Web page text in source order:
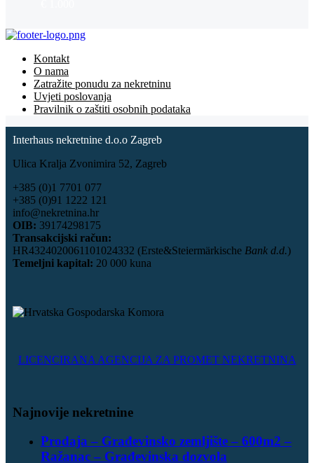
Kontakt
O nama
Zatražite ponudu za nekretninu
Uvjeti poslovanja
Pravilnik o zaštiti osobnih podataka
Interhaus nekretnine d.o.o Zagreb
Ulica Kralja Zvonimira 52, Zagreb
+385 (0)1 7701 077
+385 (0)91 1222 121
info@nekretnina.hr
OIB: 39174298175
Transakcijski račun:
HR4324020061101024332 (Erste&Steiermärkische Bank d.d.)
Temeljni kapital: 20 000 kuna
LICENCIRANA AGENCIJA ZA PROMET NEKRETNINA
Najnovije nekretnine
Prodaja – Građevinsko zemljište – 600m2 –
Ražanac – Građevinska dozvola